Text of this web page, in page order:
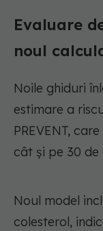
Evaluare
noul
Noile ghiduri
estimare a
PREVENT,
cât și pe 30 de
Noul model
colesterol,